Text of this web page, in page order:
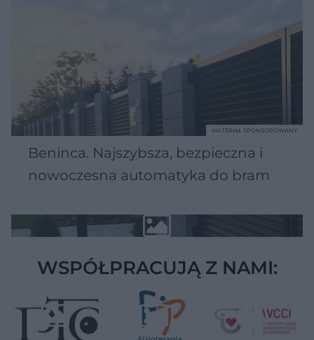
Beninca. Najszybsza, bezpieczna i
nowoczesna automatyka do bram
MATERIAŁ SPONSOROWANY
WSPÓŁPRACUJĄ Z NAMI: